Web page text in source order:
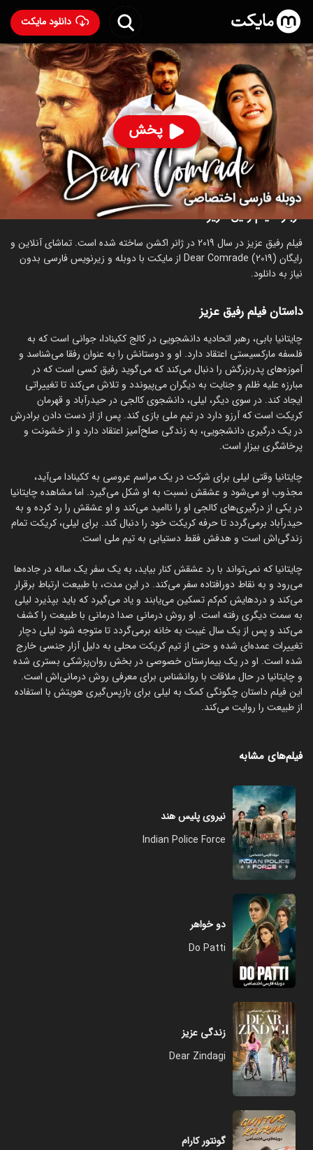
دانلود مایکت
پخش
فیلم هندی رفیق عزیز با دوبله فارسی - Dear Comrade
(2019) 2019
۱,۰۰۰ 91%
ساخت هند سال 2019
رده سنی ۱۸+
هندی
اکشن درام عاشقانه
درباره فیلم رفیق عزیز
فیلم رفیق عزیز در سال 2019 در ژانر اکشن ساخته شده است. تماشای آنلاین و
رایگان Dear Comrade (2019) از مایکت با دوبله و زیرنویس فارسی بدون
نیاز به دانلود.
داستان فیلم رفیق عزیز
چایتانیا بابی، رهبر اتحادیه دانشجویی در کالج ککینادا، جوانی است که به
فلسفه مارکسیستی اعتقاد دارد. او و دوستانش را به عنوان رفقا می‌شناسد و
آموزه‌های پدربزرگش را دنبال می‌کند که می‌گوید رفیق کسی است که در
مبارزه علیه ظلم و جنایت به دیگران می‌پیوندد و تلاش می‌کند تا تغییراتی
ایجاد کند. در سوی دیگر، لیلی، دانشجوی کالجی در حیدرآباد و قهرمان
کریکت است که آرزو دارد در تیم ملی بازی کند. پس از از دست دادن برادرش
در یک درگیری دانشجویی، به زندگی صلح‌آمیز اعتقاد دارد و از خشونت و
پرخاشگری بیزار است.
چایتانیا وقتی لیلی برای شرکت در یک مراسم عروسی به ککینادا می‌آید،
مجذوب او می‌شود و عشقش نسبت به او شکل می‌گیرد. اما مشاهده چایتانیا
در یکی از درگیری‌های کالجی او را ناامید می‌کند و او عشقش را رد کرده و به
حیدرآباد برمی‌گردد تا حرفه کریکت خود را دنبال کند. برای لیلی، کریکت تمام
زندگی‌اش است و هدفش فقط دستیابی به تیم ملی است.
چایتانیا که نمی‌تواند با رد عشقش کنار بیاید، به یک سفر یک ساله در جاده‌ها
می‌رود و به نقاط دورافتاده سفر می‌کند. در این مدت، با طبیعت ارتباط برقرار
می‌کند و دردهایش کم‌کم تسکین می‌یابند و یاد می‌گیرد که باید بپذیرد لیلی
به سمت دیگری رفته است. او روش درمانی صدا درمانی با طبیعت را کشف
می‌کند و پس از یک سال غیبت به خانه برمی‌گردد تا متوجه شود لیلی دچار
تغییرات عمده‌ای شده و حتی از تیم کریکت محلی به دلیل آزار جنسی خارج
شده است. او در یک بیمارستان خصوصی در بخش روان‌پزشکی بستری شده
و چایتانیا در حال ملاقات با روانشناس برای معرفی روش درمانی‌اش است.
این فیلم داستان چگونگی کمک به لیلی برای بازپس‌گیری هویتش با استفاده
از طبیعت را روایت می‌کند.
فیلم‌های مشابه
نیروی پلیس هند
Indian Police Force
دو خواهر
Do Patti
زندگی عزیز
Dear Zindagi
گونتور کارام